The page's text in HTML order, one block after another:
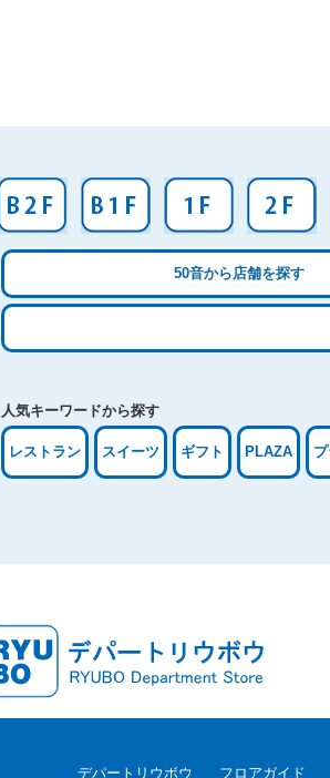
50音から店舗を探す
検
索:
人気キーワードから探す
レストラン スイーツ ギフト PLAZA
デパートリウボウ フロアガイド